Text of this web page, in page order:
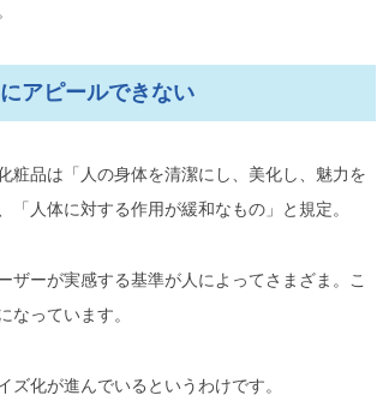
アピールできない
粧品は「人の身体を清潔にし、美化し、魅力を
人体に対する作用が緩和なもの」と規定。
ーが実感する基準が人によってさまざま。こ
なっています。
化が進んでいるというわけです。